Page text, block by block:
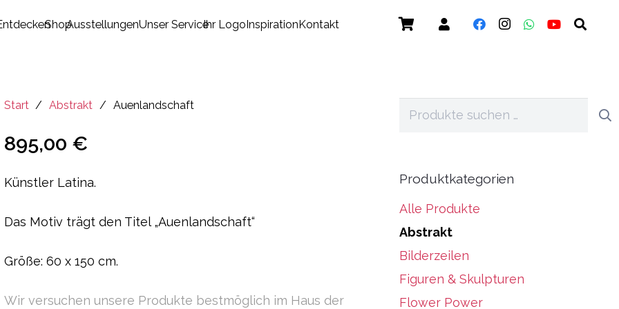
ShopAusstellungenUnser ServiceIhr LogoInspirationKontakt
Start / Abstrakt / Auenlandschaft
895,00 €
Künstler Latina.
Das Motiv trägt den Titel „Auenlandschaft“
Größe: 60 x 150 cm.
Wir versuchen unsere Produkte bestmöglich im Haus der
Suchen
Produktkategorien
Alle Produkte
Abstrakt
Bilderzeilen
Figuren & Skulpturen
Flower Power